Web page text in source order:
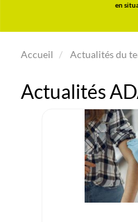
en
Accueil Actualités du
Actualités